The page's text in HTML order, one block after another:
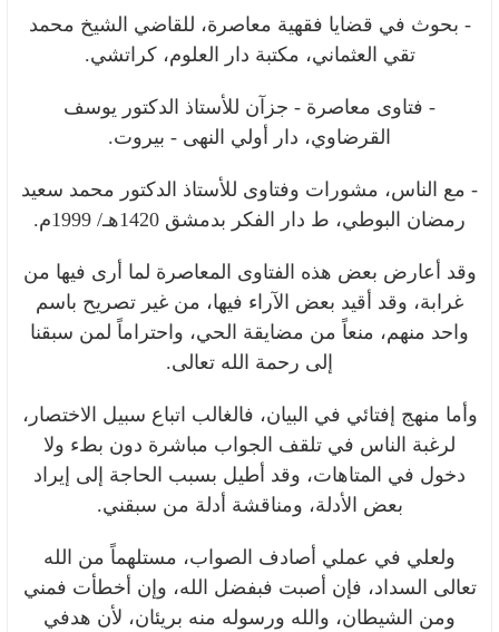
- بحوث في قضايا فقهية معاصرة، للقاضي الشيخ محمد
تقي العثماني، مكتبة دار العلوم، كراتشي.
- فتاوى معاصرة - جزآن للأستاذ الدكتور يوسف
القرضاوي، دار أولي النهى - بيروت.
- مع الناس، مشورات وفتاوى للأستاذ الدكتور محمد سعيد
رمضان البوطي، ط دار الفكر بدمشق 1420هـ/ 1999م.
وقد أعارض بعض هذه الفتاوى المعاصرة لما أرى فيها من
غرابة، وقد أقيد بعض الآراء فيها، من غير تصريح باسم
واحد منهم، منعاً من مضايقة الحي، واحتراماً لمن سبقنا
إلى رحمة الله تعالى.
وأما منهج إفتائي في البيان، فالغالب اتباع سبيل الاختصار،
لرغبة الناس في تلقف الجواب مباشرة دون بطء ولا
دخول في المتاهات، وقد أطيل بسبب الحاجة إلى إيراد
بعض الأدلة، ومناقشة أدلة من سبقني.
ولعلي في عملي أصادف الصواب، مستلهماً من الله
تعالى السداد، فإن أصبت فبفضل الله، وإن أخطأت فمني
ومن الشيطان، والله ورسوله منه بريئان، لأن هدفي